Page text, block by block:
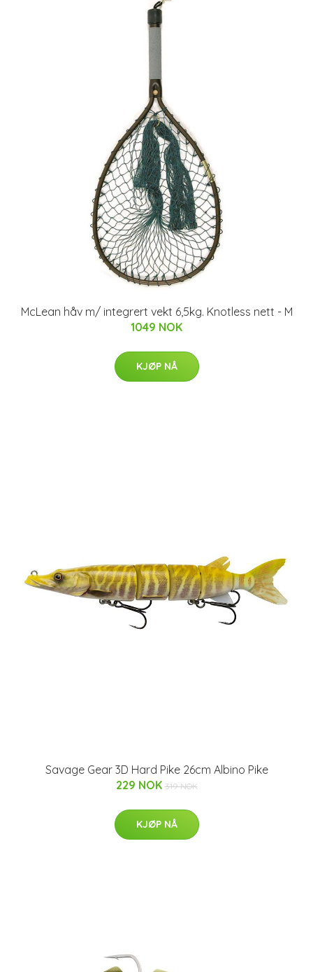
McLean håv m/ integrert vekt 6,5kg. Knotless nett - M
1049 NOK
KJØP NÅ
Savage Gear 3D Hard Pike 26cm Albino Pike
229 NOK 319 NOK
KJØP NÅ